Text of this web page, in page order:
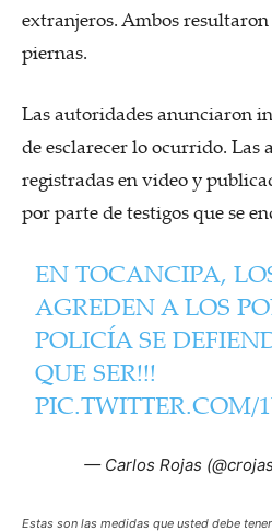
extranjeros. Ambos
piernas.
Las autoridades anunciaron
de esclarecer lo ocurrido. Las
registradas en video y
por parte de testigos que se
EN TOCANCIPA,
AGREDEN A LOS
POLICÍA SE
QUE SER!!!
PIC.TWITTER.COM/
— Carlos Rojas
Estas son las medidas que usted debe